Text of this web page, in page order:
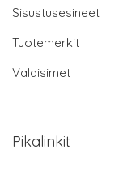
Sisustusesineet
Tuotemerkit
Valaisimet
Pikalinkit